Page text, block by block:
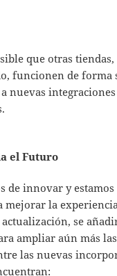
que otras
funcionen de
nuevas
el Futuro
de innovar y
mejorar la
se
ampliar aún más las
las nuevas